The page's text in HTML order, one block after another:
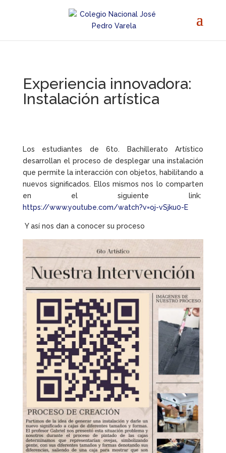
Experiencia innovadora:
Instalación artística
Los estudiantes de 6to. Bachillerato Artístico
desarrollan el proceso de desplegar una instalación
que permite la interacción con objetos, habilitando a
nuevos significados. Ellos mismos nos lo comparten
en el siguiente link:
https://www.youtube.com/watch?v=oj-vSjku0-E
Y así nos dan a conocer su proceso